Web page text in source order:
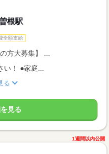
根駅
全額支給
方大募集】 ...
！ ●家庭...
る
見る
1週間以内公開